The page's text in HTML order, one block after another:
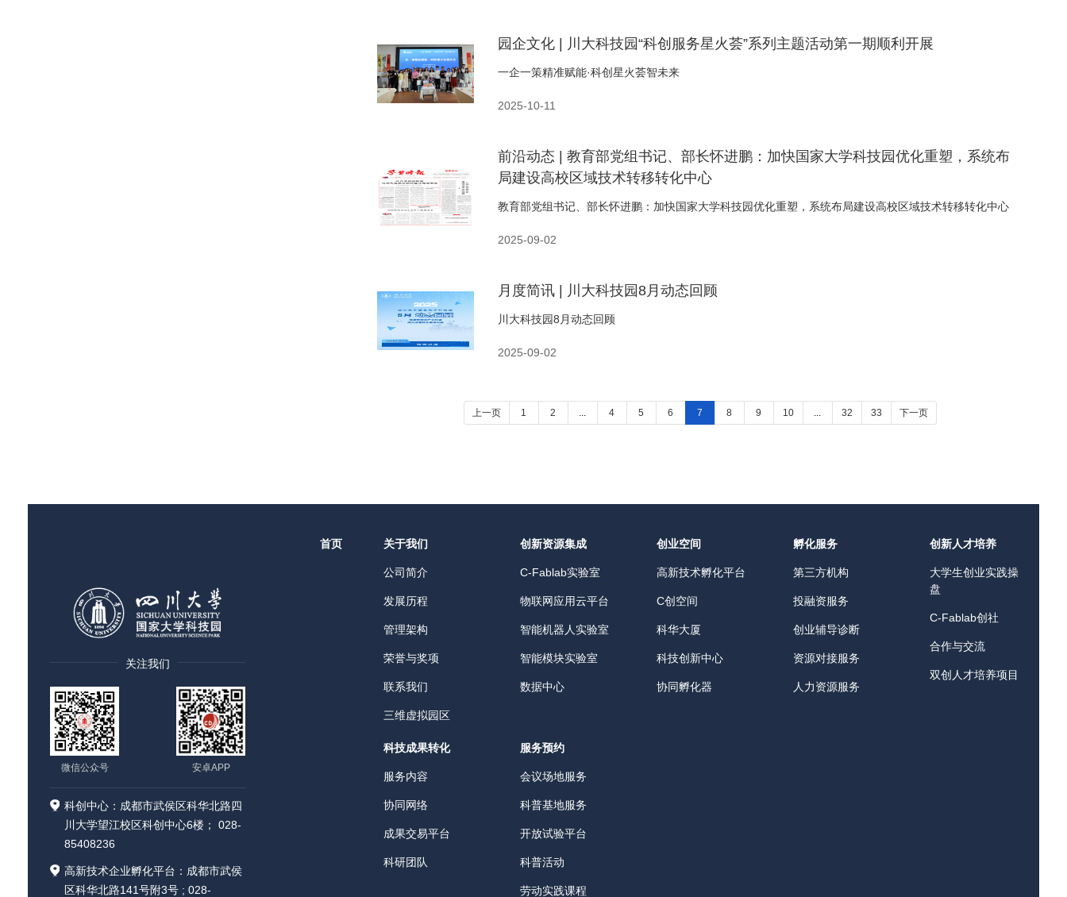
园企文化 | 川大科技园“科创服务星火荟”系列主题活动第一期顺利开展
一企一策精准赋能·科创星火荟智未来
2025-10-11
前沿动态 | 教育部党组书记、部长怀进鹏：加快国家大学科技园优化重塑，系统布
局建设高校区域技术转移转化中心
教育部党组书记、部长怀进鹏：加快国家大学科技园优化重塑，系统布局建设高校区域技术转移转化中心
2025-09-02
月度简讯 | 川大科技园8月动态回顾
川大科技园8月动态回顾
2025-09-02
上一页 1 2 ... 4 5 6 7 8 9 10 ... 32 33 下一页
关注我们
微信公众号 安卓APP
科创中心：成都市武侯区科华北路四
川大学望江校区科创中心6楼； 028-
85408236
高新技术企业孵化平台：成都市武侯
区科华北路141号附3号 ; 028-
首页 关于我们
公司简介
发展历程
管理架构
荣誉与奖项
联系我们
三维虚拟园区
创新资源集成
C-Fablab实验室
物联网应用云平台
智能机器人实验室
智能模块实验室
数据中心
创业空间
高新技术孵化平台
C创空间
科华大厦
科技创新中心
协同孵化器
孵化服务
第三方机构
投融资服务
创业辅导诊断
资源对接服务
人力资源服务
创新人才培养
大学生创业实践操
盘
C-Fablab创社
合作与交流
双创人才培养项目
科技成果转化
服务内容
协同网络
成果交易平台
科研团队
服务预约
会议场地服务
科普基地服务
开放试验平台
科普活动
劳动实践课程